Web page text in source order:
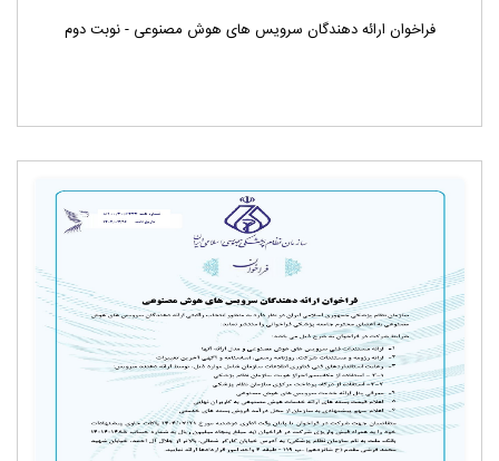
فراخوان ارائه دهندگان سرویس های هوش مصنوعی - نوبت دوم